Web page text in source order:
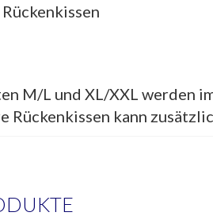
M/L und XL/XXL werden
Rückenkissen kann